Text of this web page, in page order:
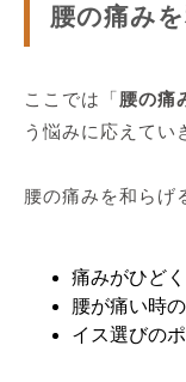
腰の痛み
ここでは「腰の痛
う悩みに応えてい
腰の痛みを和らげ
痛みがひど
腰が痛い時
イス選びの